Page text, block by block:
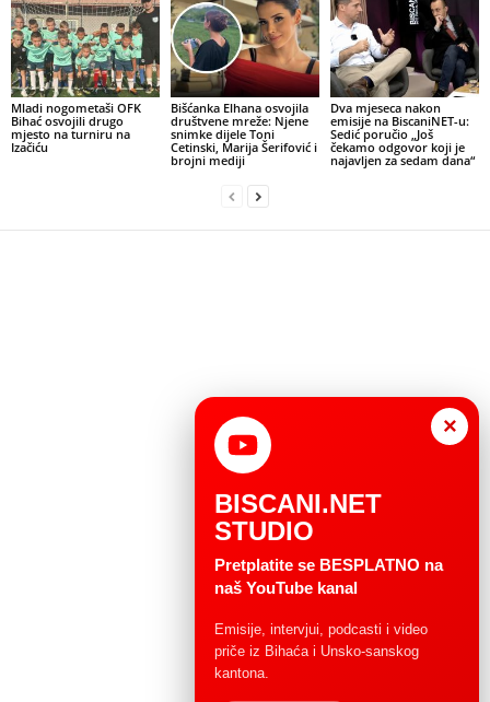
Mladi nogometaši OFK
Bihać osvojili drugo
mjesto na turniru na
Izačiću
Bišćanka Elhana osvojila
društvene mreže: Njene
snimke dijele Toni
Cetinski, Marija Šerifović i
brojni mediji
Dva mjeseca nakon
emisije na BiscaniNET-u:
Sedić poručio „Još
čekamo odgovor koji je
najavljen za sedam dana“
×
BISCANI.NET
STUDIO
Pretplatite se BESPLATNO na
naš YouTube kanal
Emisije, intervjui, podcasti i video
priče iz Bihaća i Unsko-sanskog
kantona.